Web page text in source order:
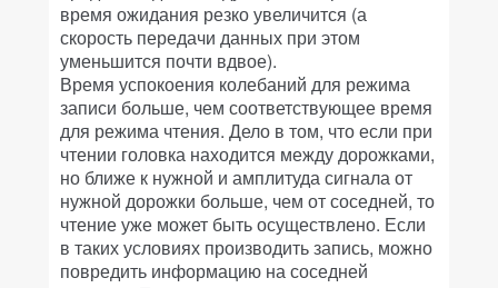
время ожидания резко увеличится (а
скорость передачи данных при этом
уменьшится почти вдвое).
Время успокоения колебаний для режима
записи больше, чем соответствующее время
для режима чтения. Дело в том, что если при
чтении головка находится между дорожками,
но ближе к нужной и амплитуда сигнала от
нужной дорожки больше, чем от соседней, то
чтение уже может быть осуществлено. Если
в таких условиях производить запись, можно
повредить информацию на соседней